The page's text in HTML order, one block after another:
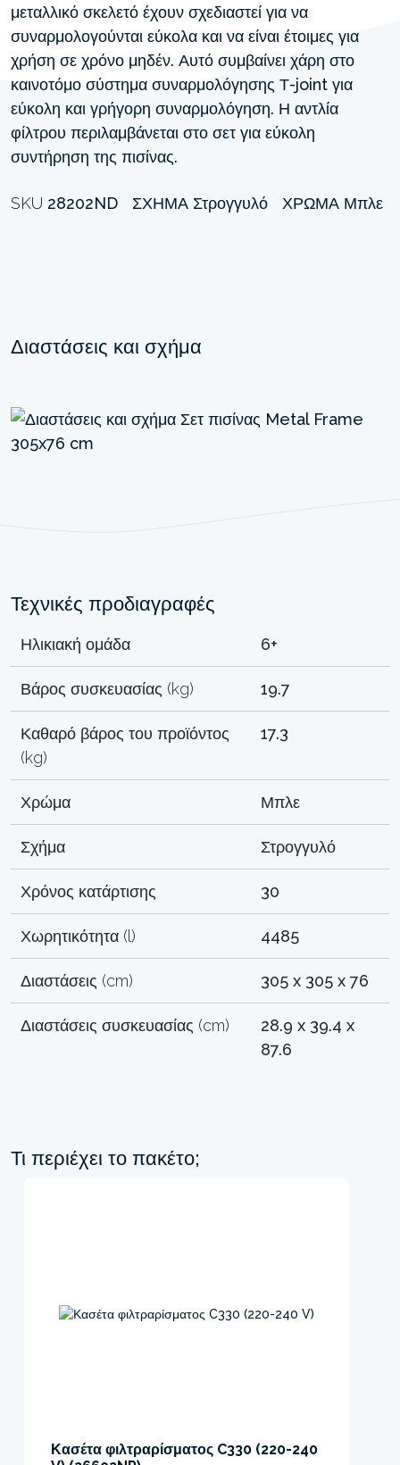
μεταλλικό σκελετό έχουν σχεδιαστεί για να
συναρμολογούνται εύκολα και να είναι έτοιμες για
χρήση σε χρόνο μηδέν. Αυτό συμβαίνει χάρη στο
καινοτόμο σύστημα συναρμολόγησης Τ-joint για
εύκολη και γρήγορη συναρμολόγηση. Η αντλία
φίλτρου περιλαμβάνεται στο σετ για εύκολη
συντήρηση της πισίνας.
SKU 28202ND ΣΧΉΜΑ Στρογγυλό ΧΡΏΜΑ Μπλε
Διαστάσεις και σχήμα
Τεχνικές προδιαγραφές
Ηλικιακή ομάδα 6+
Βάρος συσκευασίας (kg) 19.7
Καθαρό βάρος του προϊόντος
(kg)
17.3
Χρώμα Μπλε
Σχήμα Στρογγυλό
Χρόνος κατάρτισης 30
Χωρητικότητα (l) 4485
Διαστάσεις (cm) 305 x 305 x 76
Διαστάσεις συσκευασίας (cm)
28.9 x 39.4 x
87.6
Τι περιέχει το πακέτο;
Κασέτα φιλτραρίσματος C330 (220-240